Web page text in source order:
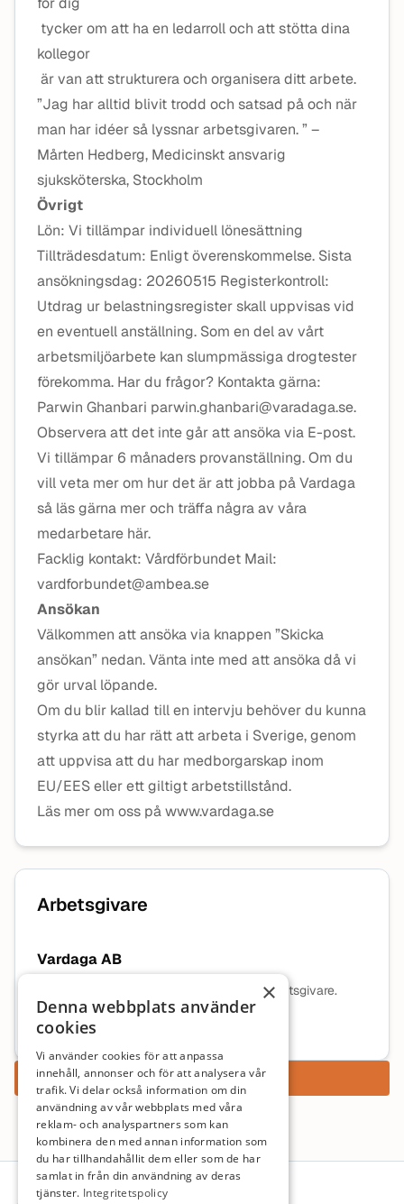
tycker om att ha en ledarroll och att stötta dina
kollegor
är van att strukturera och organisera ditt arbete.
”Jag har alltid blivit trodd och satsad på och när
man har idéer så lyssnar arbetsgivaren. ” –
Mårten Hedberg, Medicinskt ansvarig
sjuksköterska, Stockholm
Övrigt
Lön: Vi tillämpar individuell lönesättning
Tillträdesdatum: Enligt överenskommelse. Sista
ansökningsdag: 20260515 Registerkontroll:
Utdrag ur belastningsregister skall uppvisas vid
en eventuell anställning. Som en del av vårt
arbetsmiljöarbete kan slumpmässiga drogtester
förekomma. Har du frågor? Kontakta gärna:
Parwin Ghanbari parwin.ghanbari@varadaga.se.
Observera att det inte går att ansöka via E-post.
Vi tillämpar 6 månaders provanställning. Om du
vill veta mer om hur det är att jobba på Vardaga
så läs gärna mer och träffa några av våra
medarbetare här.
Facklig kontakt: Vårdförbundet Mail:
vardforbundet@ambea.se
Ansökan
Välkommen att ansöka via knappen ”Skicka
ansökan” nedan. Vänta inte med att ansöka då vi
gör urval löpande.
Om du blir kallad till en intervju behöver du kunna
styrka att du har rätt att arbeta i Sverige, genom
att uppvisa att du har medborgarskap inom
EU/EES eller ett giltigt arbetstillstånd.
Läs mer om oss på www.vardaga.se
Arbetsgivare
Vardaga AB
Ingen beskrivning tillgänglig för denna arbetsgivare.
Mer information om arbetsgivaren
Ansök nu
Sidfot
×
Denna webbplats använder
cookies
Vi använder cookies för att anpassa
innehåll, annonser och för att analysera vår
trafik. Vi delar också information om din
användning av vår webbplats med våra
reklam- och analyspartners som kan
kombinera den med annan information som
du har tillhandahållit dem eller som de har
samlat in från din användning av deras
tjänster. Integritetspolicy